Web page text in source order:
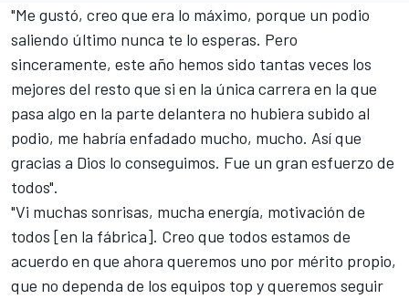
"Me gustó, creo que era lo máximo, porque un podio
saliendo último nunca te lo esperas. Pero
sinceramente, este año hemos sido tantas veces los
mejores del resto que si en la única carrera en la que
pasa algo en la parte delantera no hubiera subido al
podio, me habría enfadado mucho, mucho. Así que
gracias a Dios lo conseguimos. Fue un gran esfuerzo de
todos".
"Vi muchas sonrisas, mucha energía, motivación de
todos [en la fábrica]. Creo que todos estamos de
acuerdo en que ahora queremos uno por mérito propio,
que no dependa de los equipos top y queremos seguir